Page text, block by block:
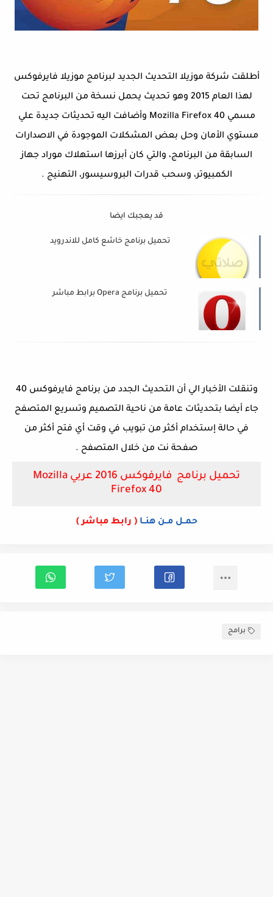
أطلقت شركة موزيلا التحديث الجديد لبرنامج موزيلا فايرفوكس
لهذا العام 2015 وهو تحديث يحمل نسخة من البرنامج تحت
مسمي Mozilla Firefox 40 وأضافت اليه تحديثات جديدة علي
مستوي الأمان وحل بعض المشكلات الموجودة في الاصدارات
السابقة من البرنامج، والتي كان أبرزها استهلاك موراد جهاز
الكمبيوتر، وسحب قدرات البروسيسور، التهنيج .
قد يعجبك ايضا
تحميل برنامج خاشع كامل للاندرويد
تحميل برنامج Opera برابط مباشر
وتنقلت الأخبار الي أن التحديث الجدد من برنامج فايرفوكس 40
جاء أيضا بتحديثات عامة من ناحية التصميم وتسريع المتصفح
في حالة إستخدام أكثر من تبويب في وقت أي فتح أكثر من
صفحة نت من خلال المتصفح .
تحميل برنامج فايرفوكس 2016 عربي Mozilla
Firefox 40
حمــل مــن هنــا( رابط مباشر )
برامج